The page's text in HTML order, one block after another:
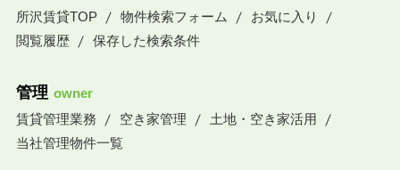
所沢賃貸TOP
物件検索フォーム
お気に入り
閲覧履歴
保存した検索条件
管理 owner
賃貸管理業務
空き家管理
土地・空き家活用
当社管理物件一覧